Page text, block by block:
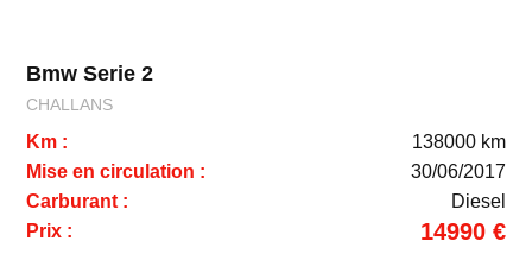
Bmw Serie 2
CHALLANS
Km :
138000 km
Mise en circulation :
30/06/2017
Carburant :
Diesel
Prix :
14990 €